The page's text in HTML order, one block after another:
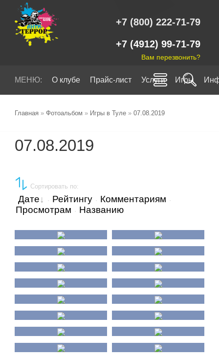
+7 (800) 222-71-79
+7 (4912) 99-71-79
Вам перезвонить?
МЕНЮ: О клубе Прайс-лист Услуги Игры
Главная » Фотоальбом » Игры в Туле » 07.08.2019
07.08.2019
Сортировать по:
Дате · Рейтингу · Комментариям ·
Просмотрам · Названию